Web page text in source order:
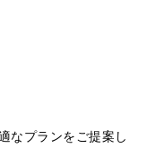
なプランをご提案し